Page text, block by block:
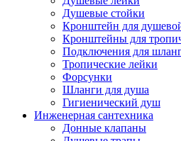
Душевые стойки
Кронштейн для
Кронштейны для
Подключения для
Тропические лейки
Форсунки
Шланги для душа
Гигиенический душ
Инженерная сантехника
Донные клапаны